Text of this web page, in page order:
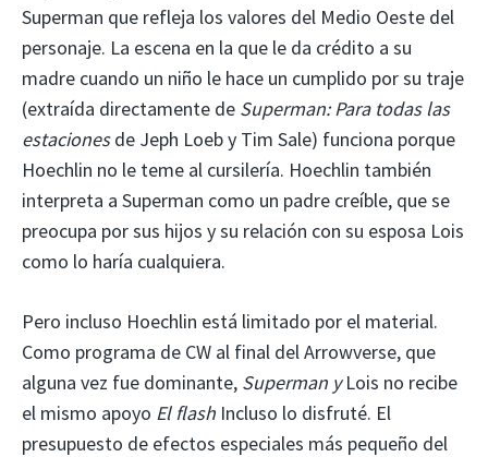
Superman que refleja los valores del Medio Oeste del
personaje. La escena en la que le da crédito a su
madre cuando un niño le hace un cumplido por su traje
(extraída directamente de Superman: Para todas las
estacionesde Jeph Loeb y Tim Sale) funciona porque
Hoechlin no le teme al cursilería. Hoechlin también
interpreta a Superman como un padre creíble, que se
preocupa por sus hijos y su relación con su esposa Lois
como lo haría cualquiera.
Pero incluso Hoechlin está limitado por el material.
Como programa de CW al final del Arrowverse, que
alguna vez fue dominante, Superman yLois no recibe
el mismo apoyo El flash Incluso lo disfruté. El
presupuesto de efectos especiales más pequeño del